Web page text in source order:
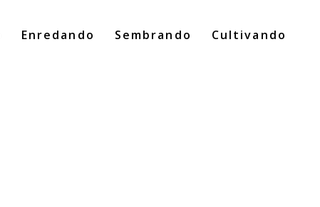
Enredando Sembrando Cultivando